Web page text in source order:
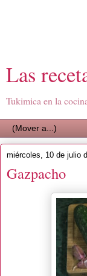
Las
Tukimica en la
miércoles, 10 de julio
Gazpacho